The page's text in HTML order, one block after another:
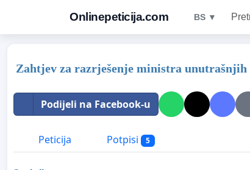
Onlinepeticija.com BS ▼
Zahtjev za razrješenje ministra unutrašnjih
Podijeli na Facebook-u
Peticija Potpisi 5